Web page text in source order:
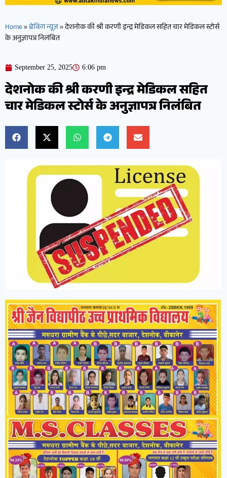
Home»ब्रेकिंग न्यूज़»देशनोक की श्री करणी इन्द्र मेडिकल सहित चार मेडिकल स्टोर्स
के अनुज्ञापत्र निलंबित
September 25, 2025 6:06 pm
देशनोक की श्री करणी इन्द्र मेडिकल सहित
चार मेडिकल स्टोर्स के अनुज्ञापत्र निलंबित